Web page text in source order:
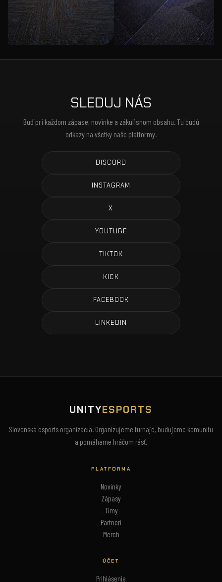
SLEDUJ NÁS
Buď pri každom zápase, novinke a zákulisnom obsahu. Tu budú
odkazy na všetky naše platformy.
DISCORD
INSTAGRAM
X
YOUTUBE
TIKTOK
KICK
FACEBOOK
LINKEDIN
UNITYESPORTS
Slovenská esports organizácia. Organizujeme turnaje, budujeme komunitu
a pomáhame hráčom rásť.
PLATFORMA
Novinky
Zápasy
Tímy
Partneri
Merch
ÚČET
Prihlásenie